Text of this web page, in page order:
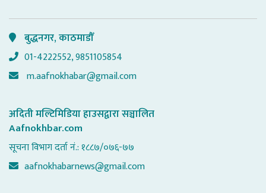
बुद्धनगर, काठमाडौँ
01-4222552, 9851105854
m.aafnokhabar@gmail.com
अदिती मल्टिमिडिया हाउसद्वारा सञ्चालित
Aafnokhbar.com
सूचना विभाग दर्ता नं.: १८८७/०७६-७७
aafnokhabarnews@gmail.com